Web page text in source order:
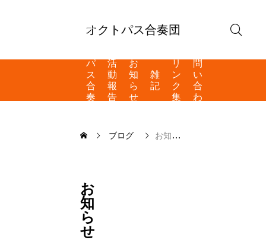
オクトパス合奏団
オ
パ
ス
合
奏
活
動
報
告
お
知
ら
せ
雑
記
リ
ン
ク
集
問
い
合
わ
ブログ お知らせ
お
知
ら
せ